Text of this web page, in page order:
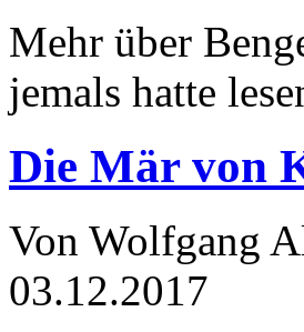
Mehr über
jemals hatte
Die Mär von
Von Wolfgang
03.12.2017